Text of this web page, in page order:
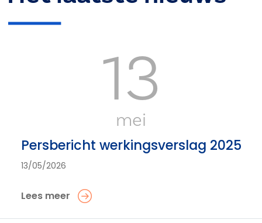
13
mei
Persbericht werkingsverslag 2025
13/05/2026
Lees meer